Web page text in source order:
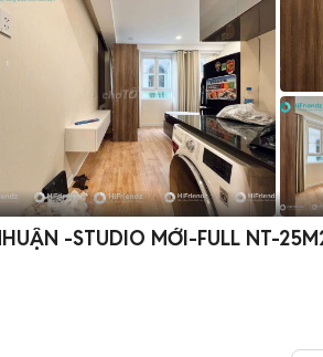
-STUDIO MỚI-FULL NT-